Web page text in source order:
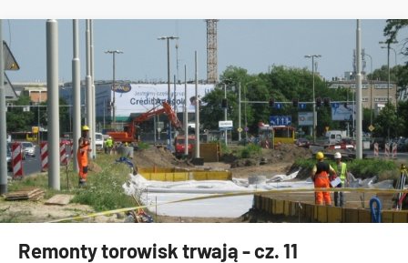
Remonty torowisk trwają - cz. 11